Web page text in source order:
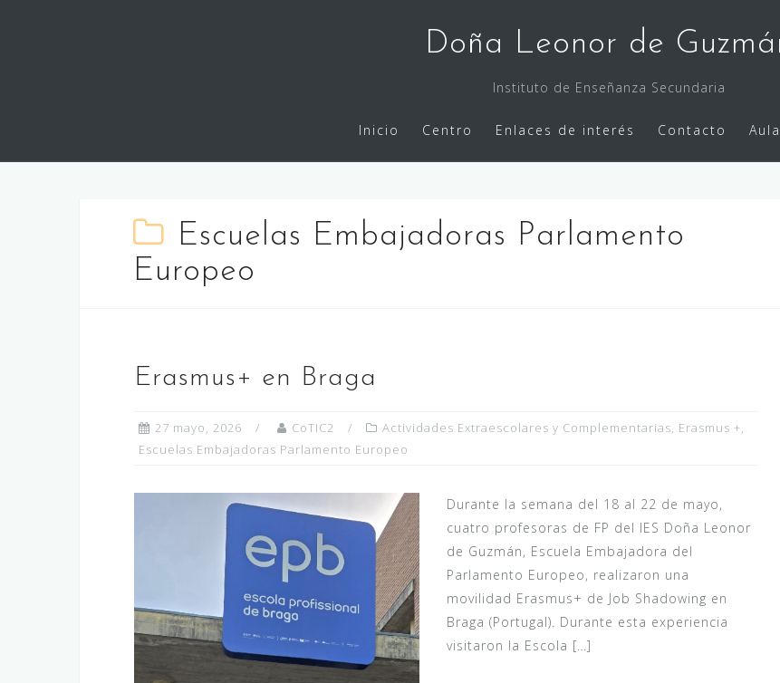
Doña Leonor de
Instituto de Enseñanza Secundaria
Inicio Centro Enlaces de interés Contacto
Escuelas Embajadoras Parlamento
Europeo
Erasmus+ en Braga
27 mayo, 2026 CoTIC2 Actividades Extraescolares y Complementarias, Erasmus +,
Escuelas Embajadoras Parlamento Europeo
Durante la semana del 18 al 22 de mayo,
cuatro profesoras de FP del IES Doña Leonor
de Guzmán, Escuela Embajadora del
Parlamento Europeo, realizaron una
movilidad Erasmus+ de Job Shadowing en
Braga (Portugal). Durante esta experiencia
visitaron la Escola […]